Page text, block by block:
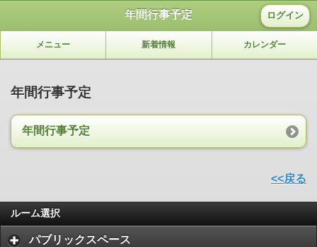
年間行事予定 ログイン
メニュー 新着情報 カレンダー
年間行事予定
年間行事予定
<<戻る
ルーム選択
パブリックスペース